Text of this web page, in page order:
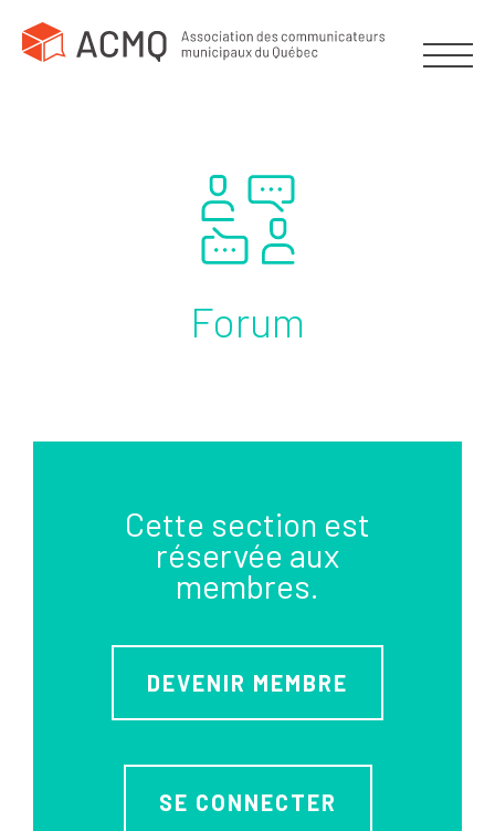
Forum
Cette section est
réservée aux
membres.
DEVENIR MEMBRE
SE CONNECTER